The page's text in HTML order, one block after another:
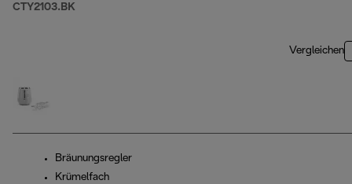
CTY2103.BK
Vergleichen
Bräunungsregler
Krümelfach